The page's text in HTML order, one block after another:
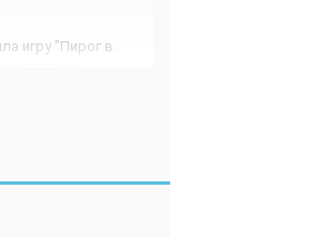
игру "Пирог в
которые
возраст своих
из трёх человек!
что даже
можно смчить водой
чтобы дочка